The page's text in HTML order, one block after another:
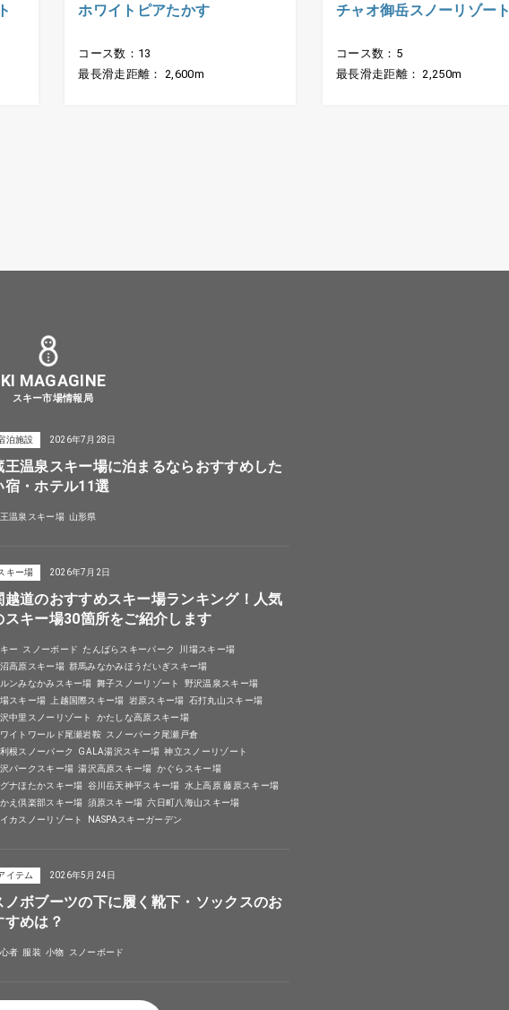
ホワイトピアたかす
コース数：13
最長滑走距離： 2,600m
チャオ御岳スノーリゾート
コース数：5
最長滑走距離： 2,250m
MAGAGINE
スキー市場情報局
泊施設 2026年7月28日
王温泉スキー場に泊まるならおすすめした
宿・ホテル11選
温泉スキー場 山形県
キー場 2026年7月2日
越道のおすすめスキー場ランキング！人気
スキー場30箇所をご紹介します
ー スノーボード たんばらスキーパーク
川場スキー場
高原スキー場 群馬みなかみほうだいぎスキー場
ルンみなかみスキー場 舞子スノーリゾート
野沢温泉スキー場
スキー場
上越国際スキー場 岩原スキー場 石打丸山スキー場
中里スノーリゾート
かたしな高原スキー場
イトワールド尾瀬岩鞍 スノーパーク尾瀬戸倉
根スノーパーク
GALA湯沢スキー場 神立スノーリゾート
パークスキー場 湯沢高原スキー場 かぐらスキー場
ナほたかスキー場 谷川岳天神平スキー場 水上高原 藤原スキー場
え倶楽部スキー場 須原スキー場 六日町八海山スキー場
カスノーリゾート
NASPAスキーガーデン
イテム 2026年5月24日
ノボブーツの下に履く靴下・ソックスのお
すめは？
者 服装 小物 スノーボード